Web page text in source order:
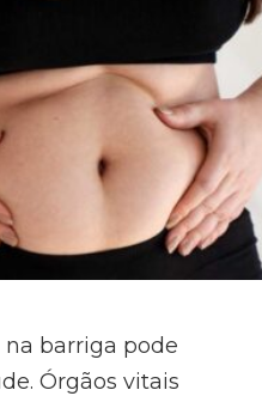
barriga pode
Órgãos vitais